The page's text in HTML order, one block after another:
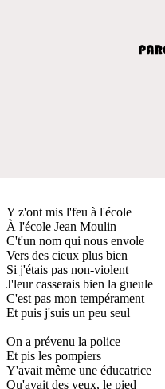
Y z'ont mis l'feu à l'école
À l'école Jean Moulin
C't'un nom qui nous envole
Vers des cieux plus bien
Si j'étais pas non-violent
J'leur casserais bien la gueule
C'est pas mon tempérament
Et puis j'suis un peu seul
On a prévenu la police
Et pis les pompiers
Y'avait même une éducatrice
Qu'avait des yeux, le pied